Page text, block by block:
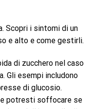
Scopri i sintomi di un
e alto e come gestirli.
di zucchero nel caso
Gli esempi includono
di glucosio.
potresti soffocare se